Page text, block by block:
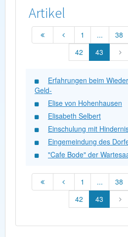
Artikel
1 ... 38
42
43
Erfahrungen beim
Geld-
Elise von Hohenhausen
Elisabeth Selbert
Einschulung mit
Eingemeindung des
"Cafe Bode" der
1 ... 38
42
43